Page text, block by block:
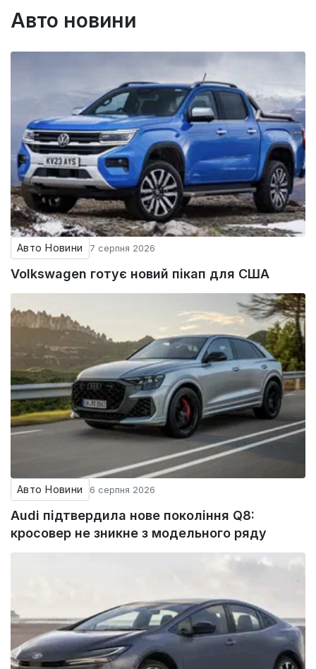
Авто новини
Авто Новини 7 серпня 2026
Volkswagen готує новий пікап для США
Авто Новини 6 серпня 2026
Audi підтвердила нове покоління Q8:
кросовер не зникне з модельного ряду